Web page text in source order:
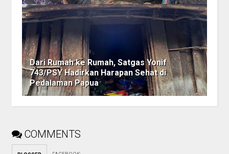
Dari Rumah ke Rumah, Satgas Yonif
743/PSY Hadirkan Harapan Sehat di
Pedalaman Papua
COMMENTS